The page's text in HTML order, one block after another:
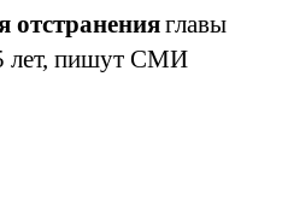
отстраненияглавы
лет, пишут СМИ